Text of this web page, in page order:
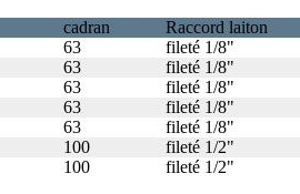
cadran
Raccord laiton
63
fileté 1/8"
63
fileté 1/8"
63
fileté 1/8"
63
fileté 1/8"
63
fileté 1/8"
100
fileté 1/2"
100 fileté 1/2"